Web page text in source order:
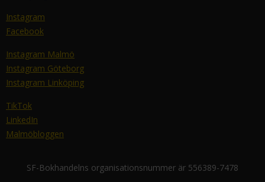
Instagram
Facebook
Instagram Malmö
Instagram Göteborg
Instagram Linköping
TikTok
LinkedIn
Malmöbloggen
SF-Bokhandelns organisationsnummer är 556389-7478